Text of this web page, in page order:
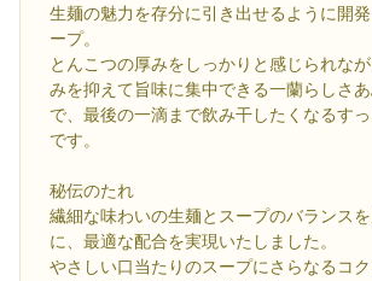
生麺の魅力を存分に引き出せるように開
ープ。
とんこつの厚みをしっかりと感じられな
みを抑えて旨味に集中できる一蘭らしさ
で、最後の一滴まで飲み干したくなるす
です。
秘伝のたれ
繊細な味わいの生麺とスープのバランス
に、最適な配合を実現いたしました。
やさしい口当たりのスープにさらなるコ